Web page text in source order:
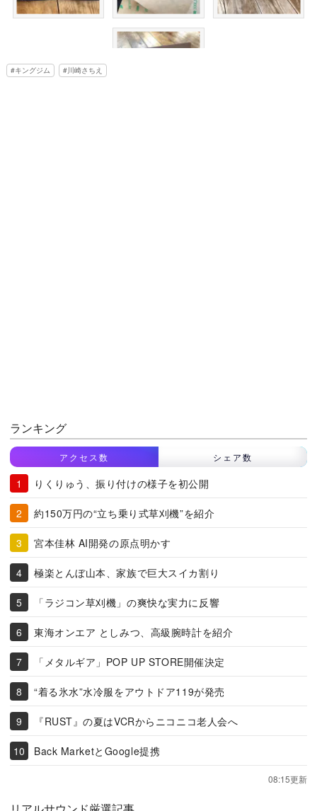
キングジム 川崎さちえ
ランキング
アクセス数 シェア数
りくりゅう、振り付けの様子を初公開
約150万円の“立ち乗り式草刈機”を紹介
宮本佳林 AI開発の原点明かす
極楽とんぼ山本、家族で巨大スイカ割り
「ラジコン草刈機」の爽快な実力に反響
東海オンエア としみつ、高級腕時計を紹介
「メタルギア」POP UP STORE開催決定
“着る氷水”水冷服をアウトドア119が発売
『RUST』の夏はVCRからニコニコ老人会へ
Back MarketとGoogle提携
08:15更新